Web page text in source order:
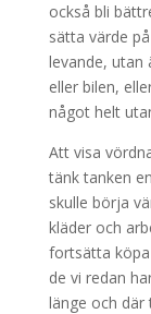
också bli
sätta värde
levande, utan
eller bilen,
något helt
Att visa
tänk tanken
skulle börja
kläder och
fortsätta
de vi redan
länge och